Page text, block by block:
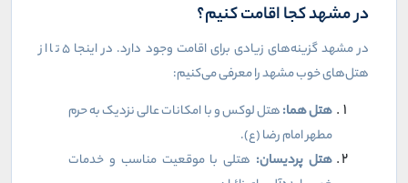
در مشهد کجا اقامت کنیم؟
در مشهد گزینه‌های زیادی برای اقامت وجود دارد. در اینجا ۵ تا از
هتل‌های خوب مشهد را معرفی می‌کنیم:
هتل هما:هتل لوکس و با امکانات عالی نزدیک به حرم
مطهر امام رضا (ع).
هتل پردیسان: هتلی با موقعیت مناسب و خدمات